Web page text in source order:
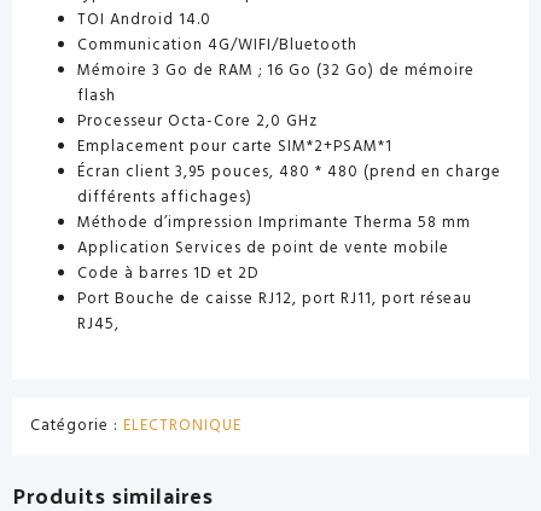
TOI Android 14.0
Communication 4G/WIFI/Bluetooth
Mémoire 3 Go de RAM ; 16 Go (32 Go) de mémoire
flash
Processeur Octa-Core 2,0 GHz
Emplacement pour carte SIM*2+PSAM*1
Écran client 3,95 pouces, 480 * 480 (prend en charge
différents affichages)
Méthode d’impression Imprimante Therma 58 mm
Application Services de point de vente mobile
Code à barres 1D et 2D
Port Bouche de caisse RJ12, port RJ11, port réseau
RJ45,
Catégorie : ELECTRONIQUE
Produits similaires